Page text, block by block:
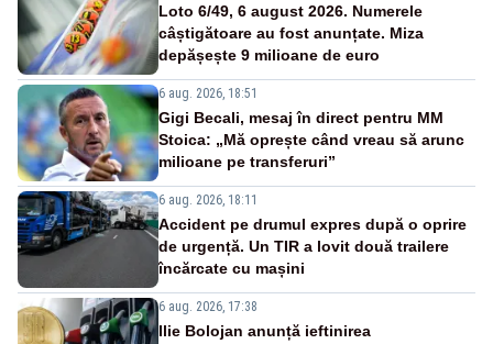
Loto 6/49, 6 august 2026. Numerele
câștigătoare au fost anunțate. Miza
depășește 9 milioane de euro
6 aug. 2026, 18:51
Gigi Becali, mesaj în direct pentru MM
Stoica: „Mă oprește când vreau să arunc
milioane pe transferuri”
6 aug. 2026, 18:11
Accident pe drumul expres după o oprire
de urgență. Un TIR a lovit două trailere
încărcate cu mașini
6 aug. 2026, 17:38
Ilie Bolojan anunță ieftinirea